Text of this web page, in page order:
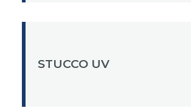
STUCCO UV